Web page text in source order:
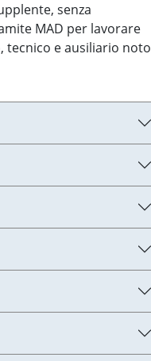
senza
MAD per lavorare
tecnico e ausiliario noto